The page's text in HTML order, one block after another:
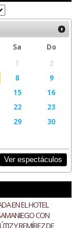
Sa
Do
1
2
8
9
15
16
22
23
29
30
Ver espectáculos
EN EL HOTEL
CON
Y REMÍREZ DE